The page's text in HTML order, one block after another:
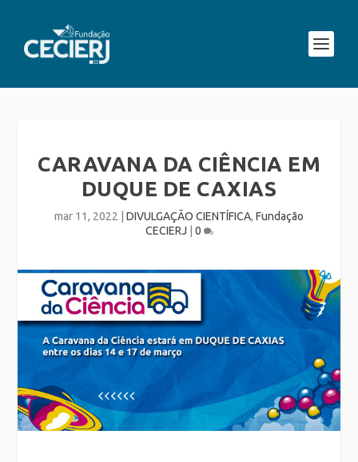
CARAVANA DA CIÊNCIA EM
DUQUE DE CAXIAS
mar 11, 2022 DIVULGAÇÃO CIENTÍFICA, Fundação
CECIERJ
0